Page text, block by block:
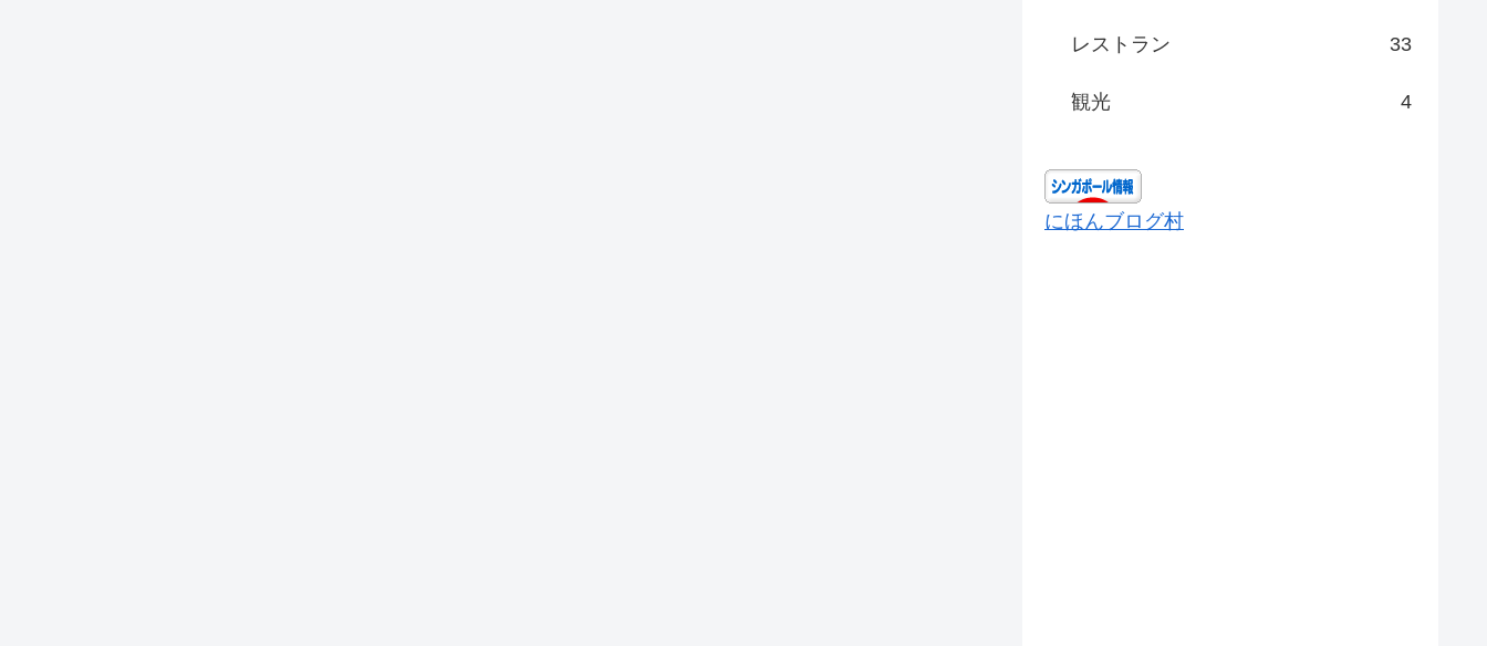
レストラン 33
観光 4
にほんブログ村